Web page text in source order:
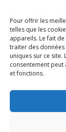
Pour offrir les
telles que les
appareils. Le fait
traiter des
uniques sur ce
consentement
et fonctions.
Tél: +32 71
Mail:
TVA BE